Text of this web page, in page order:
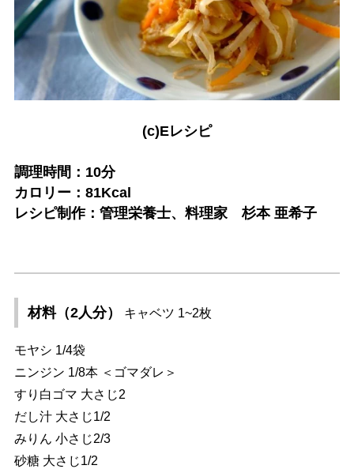
(c)Eレシピ
調理時間：10分
カロリー：81Kcal
レシピ制作：管理栄養士、料理家 杉本 亜希子
材料（2人分） キャベツ 1~2枚
モヤシ 1/4袋
ニンジン 1/8本 ＜ゴマダレ＞
すり白ゴマ 大さじ2
だし汁 大さじ1/2
みりん 小さじ2/3
砂糖 大さじ1/2